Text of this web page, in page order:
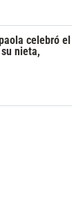
celebró el
nieta,